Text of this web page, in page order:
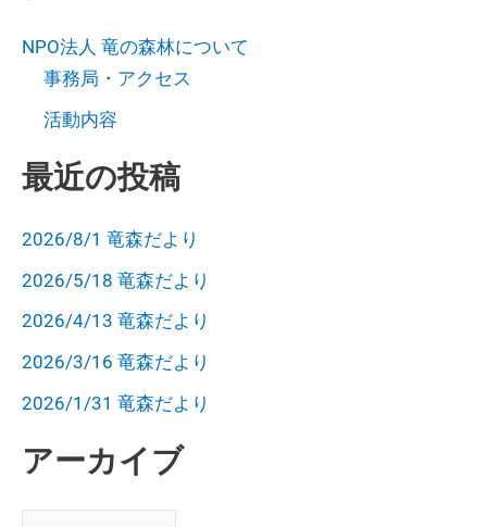
NPO法人 竜の森林について
事務局・アクセス
活動内容
最近の投稿
2026/8/1 竜森だより
2026/5/18 竜森だより
2026/4/13 竜森だより
2026/3/16 竜森だより
2026/1/31 竜森だより
アーカイブ